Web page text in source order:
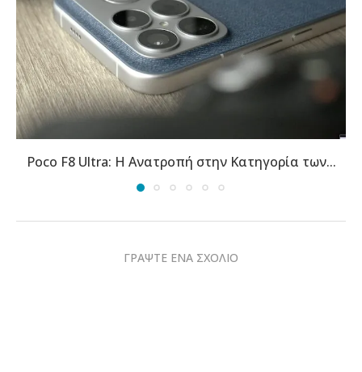
Σύγκριση Κορυφής: Xiaomi 17 Ultra εναντίον Vivo
X300...